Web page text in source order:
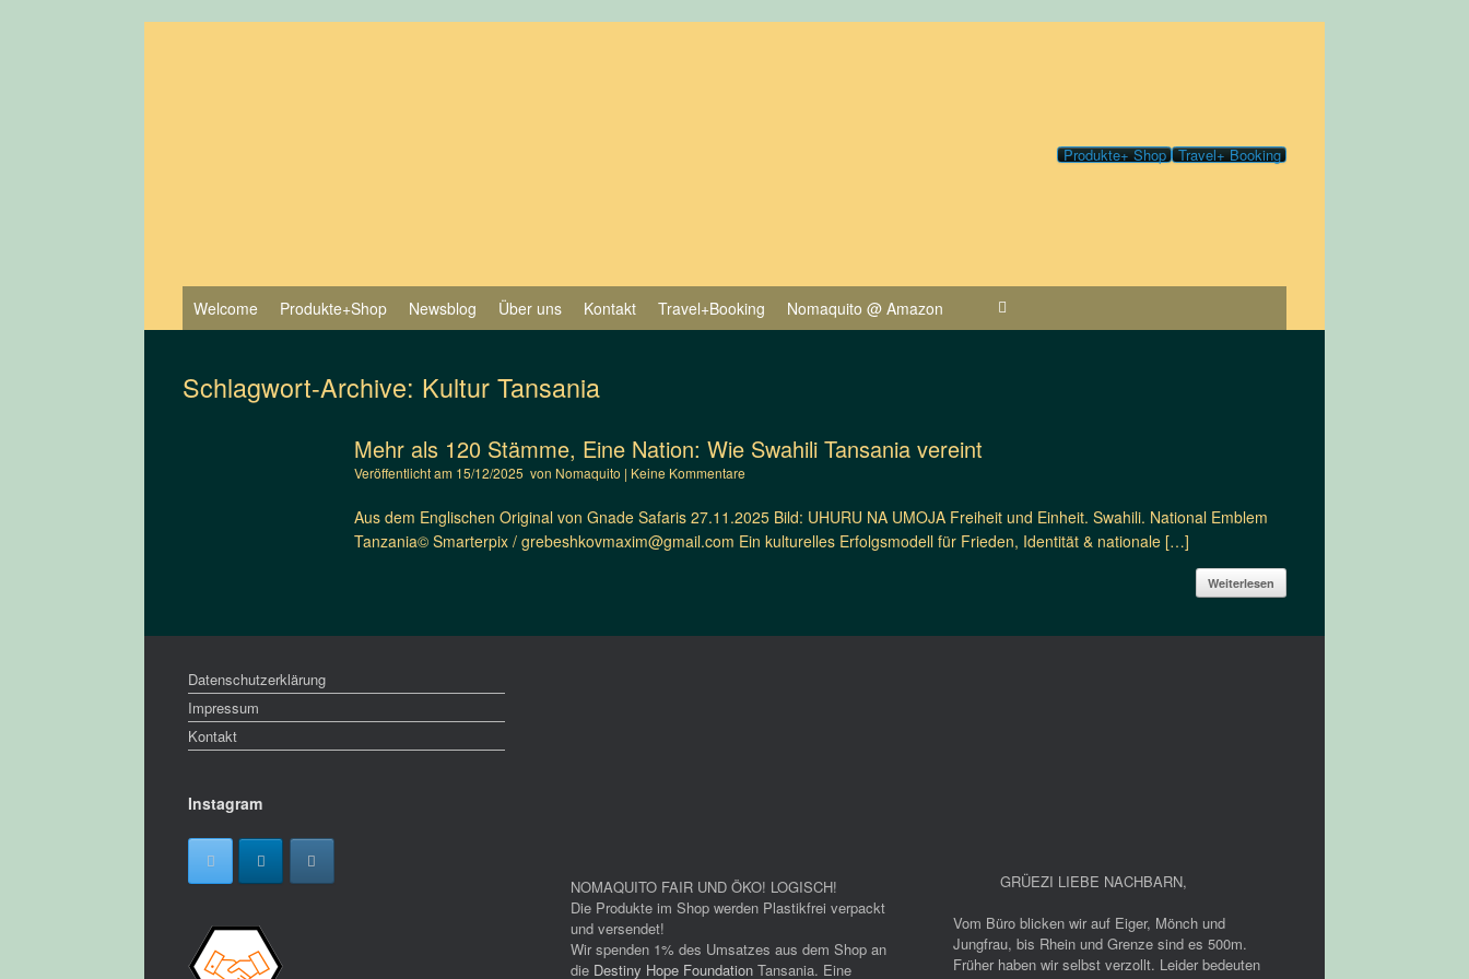
Produkte+ Shop Travel+ Booking
Welcome Produkte+Shop Newsblog Über uns Kontakt Travel+Booking Nomaquito @ Amazon
Schlagwort-Archive: Kultur Tansania
Mehr als 120 Stämme, Eine Nation: Wie Swahili Tansania vereint
Veröffentlicht am 15/12/2025 von Nomaquito | Keine Kommentare
Aus dem Englischen Original von Gnade Safaris 27.11.2025 Bild: UHURU NA UMOJA Freiheit und Einheit. Swahili. National Emblem
Tanzania© Smarterpix / grebeshkovmaxim@gmail.com Ein kulturelles Erfolgsmodell für Frieden, Identität & nationale […]
Weiterlesen
Datenschutzerklärung
Impressum
Kontakt
Instagram
NOMAQUITO FAIR UND ÖKO! LOGISCH!
Die Produkte im Shop werden Plastikfrei verpackt
und versendet!
Wir spenden 1% des Umsatzes aus dem Shop an
die Destiny Hope Foundation Tansania. Eine
GRÜEZI LIEBE NACHBARN,
Vom Büro blicken wir auf Eiger, Mönch und
Jungfrau, bis Rhein und Grenze sind es 500m.
Früher haben wir selbst verzollt. Leider bedeuten